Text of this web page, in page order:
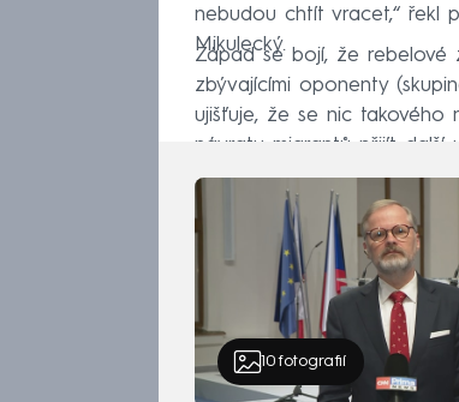
nebudou chtít vracet,“ řekl
Mikulecký.
Západ se bojí, že rebelové
zbývajícími oponenty
ujišťuje, že se nic takového
návratu migrantů přijít další
10fotografií